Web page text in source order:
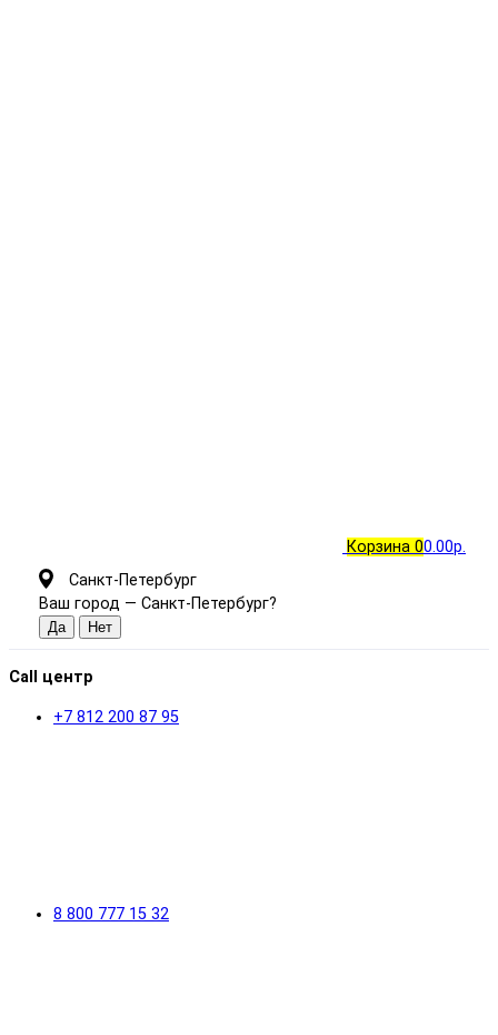
Корзина 00.00р.
Санкт-Петербург
Ваш город — Санкт-Петербург?
Call центр
+7 812 200 87 95
8 800 777 15 32